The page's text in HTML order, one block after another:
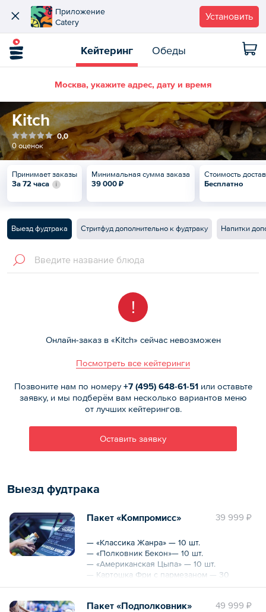
Приложение
Catery
Установить
Кейтеринг Обеды
Москва, укажите адрес, дату и время
Kitch
0,0
0 оценок
Принимает заказы
За 72 часа
Минимальная сумма заказа
39 000 ₽
Стоимость
Бесплатно
Выезд фудтрака Стритфуд дополнительно к фудтраку Напитки
!
Онлайн-заказ в «Kitch» сейчас невозможен
Посмотреть все кейтеринги
Позвоните нам по номеру+7 (495) 648-61-51или оставьте
заявку, и мы подберём вам несколько вариантов меню
от лучших кейтерингов.
Оставить заявку
Выезд фудтрака
39 999 ₽
Пакет «Компромисс»
— «Классика Жанра» — 10 шт.
— «Полковник Бекон»— 10 шт.
— «Американская Цыпа» — 10 шт.
— Картошка Фри с пармезаном — 30
порций
30 порций
49 999 ₽
Пакет «Подполковник»